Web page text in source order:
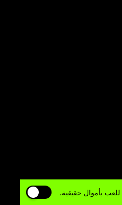
للعب بأموال حقيقية.